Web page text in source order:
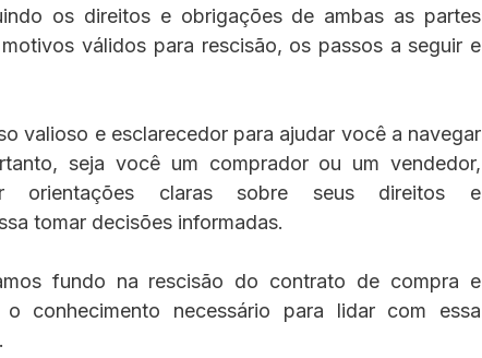
os direitos e obrigações de ambas as partes
válidos para rescisão, os passos a seguir e
valioso e esclarecedor para ajudar você a navegar
seja você um comprador ou um vendedor,
orientações claras sobre seus direitos e
tomar decisões informadas.
fundo na rescisão do contrato de compra e
conhecimento necessário para lidar com essa